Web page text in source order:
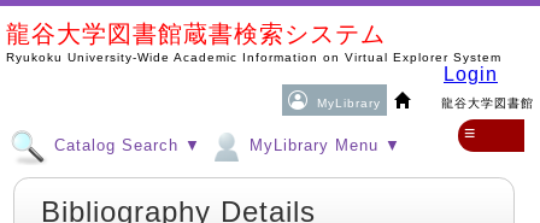
龍谷大学図書館蔵書検索システム
Ryukoku University-Wide Academic Information on Virtual Explorer System
MyLibrary 龍谷大学図書館
Login
Catalog Search ▼ MyLibrary Menu ▼
≡
Bibliography Details